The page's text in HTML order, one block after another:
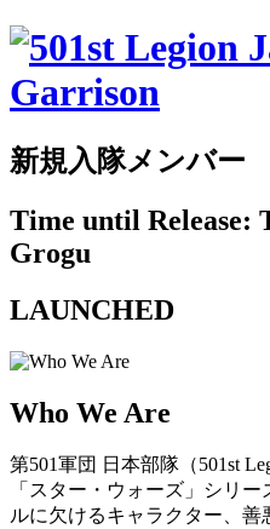
新規入隊メンバー
Time until Release:
Grogu
LAUNCHED
Who We Are
第501軍団 日本部隊（501st
「スター・ウォーズ」シリ
ルに欠けるキャラクター、